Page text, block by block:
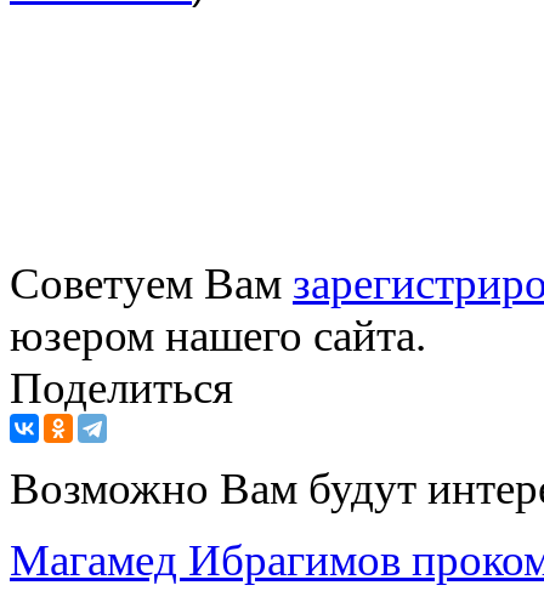
Советуем Вам
юзером нашего сайта.
Поделиться
Возможно Вам будут
Магамед Ибрагимов